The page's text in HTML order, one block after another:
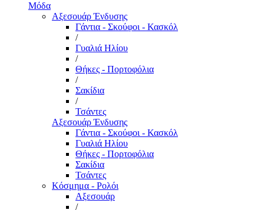
Μόδα
Αξεσουάρ Ένδυσης
Γάντια - Σκούφοι - Κασκόλ
/
Γυαλιά Ηλίου
/
Θήκες - Πορτοφόλια
/
Σακίδια
/
Τσάντες
Αξεσουάρ Ένδυσης
Γάντια - Σκούφοι - Κασκόλ
Γυαλιά Ηλίου
Θήκες - Πορτοφόλια
Σακίδια
Τσάντες
Κόσμημα - Ρολόι
Αξεσουάρ
/